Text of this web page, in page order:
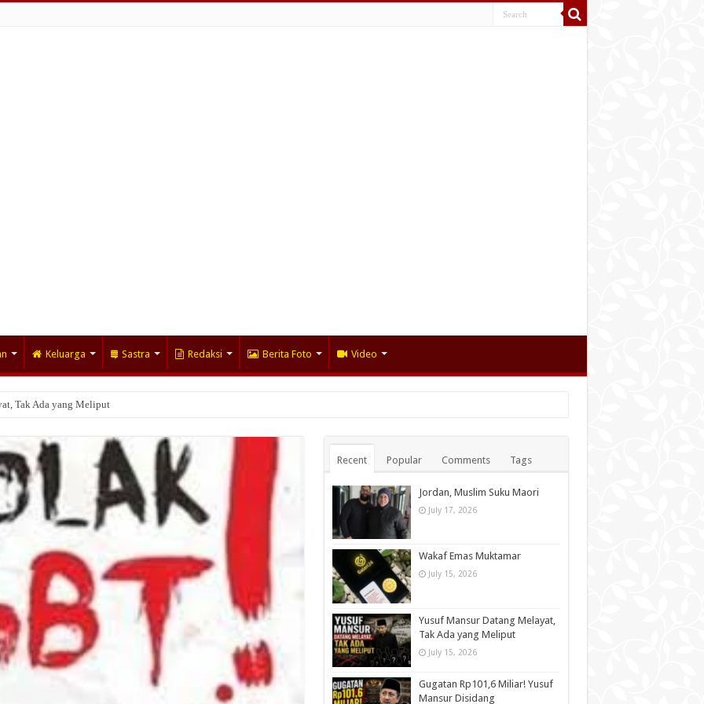
Keluarga Sastra Redaksi Berita Foto Video
Tak Ada yang Meliput
Mansur Disidang
Recent Popular Comments Tags
Jordan, Muslim Suku Maori
July 17, 2026
Wakaf Emas Muktamar
July 15, 2026
Yusuf Mansur Datang Melayat,
Tak Ada yang Meliput
July 15, 2026
Gugatan Rp101,6 Miliar! Yusuf
Mansur Disidang